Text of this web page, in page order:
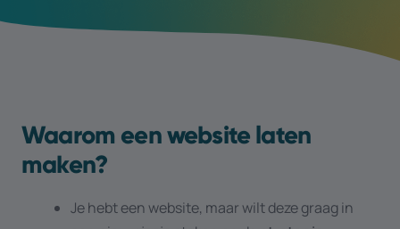
Waarom een website laten
maken?
Je hebt een website, maar wilt deze graag in